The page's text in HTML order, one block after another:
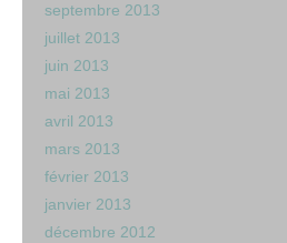
septembre 2013
juillet 2013
juin 2013
mai 2013
avril 2013
mars 2013
février 2013
janvier 2013
décembre 2012